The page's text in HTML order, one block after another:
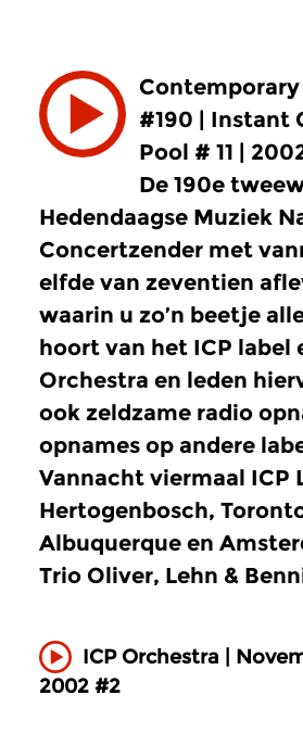
#190 | Instant
Pool # 11 |
De 190e
Hedendaagse Muziek
Concertzender met
elfde van zeventien
waarin u zo’n beetje
hoort van het ICP label
Orchestra en leden
ook zeldzame radio
opnames op andere
Vannacht viermaal ICP
Hertogenbosch,
Albuquerque en
Trio Oliver, Lehn &
ICP Orchestra |
2002 #2